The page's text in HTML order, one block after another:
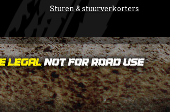
Sturen & stuurverkorters